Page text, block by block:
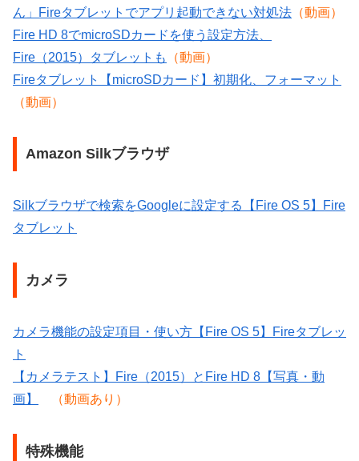
ん」Fireタブレットでアプリ起動できない対処法 （動画）
Fire HD 8でmicroSDカードを使う設定方法、
Fire（2015）タブレットも
（動画）
Fireタブレット【microSDカード】初期化、フォーマット
（動画）
Amazon Silkブラウザ
Silkブラウザで検索をGoogleに設定する【Fire OS 5】Fire
タブレット
カメラ
カメラ機能の設定項目・使い方【Fire OS 5】Fireタブレッ
ト
【カメラテスト】Fire（2015）とFire HD 8【写真・動
画】
（動画あり）
特殊機能